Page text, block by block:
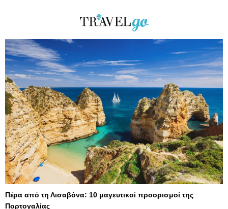
Πέρα από τη Λισαβόνα: 10 μαγευτικοί προορισμοί της
Πορτογαλίας